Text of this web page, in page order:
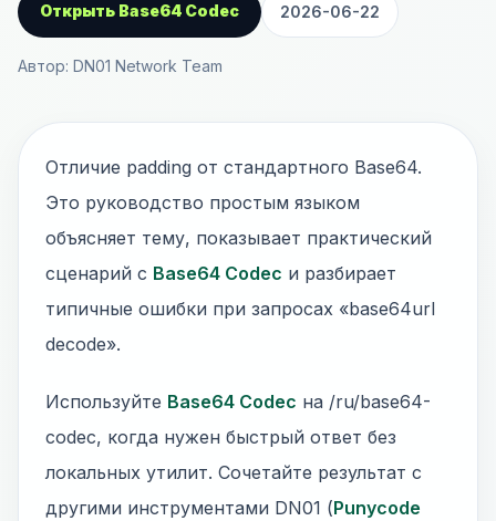
Открыть Base64 Codec 2026-06-22
Автор: DN01 Network Team
Отличие padding от стандартного Base64.
Это руководство простым языком
объясняет тему, показывает практический
сценарий с Base64 Codec и разбирает
типичные ошибки при запросах «base64url
decode».
Используйте Base64 Codec на /ru/base64-
codec, когда нужен быстрый ответ без
локальных утилит. Сочетайте результат с
другими инструментами DN01 (Punycode